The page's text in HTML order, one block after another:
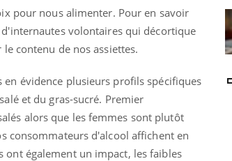
pour nous alimenter. Pour en savoir
volontaires qui décortique
contenu de nos assiettes.
en évidence plusieurs profils spécifiques
et du gras-sucré. Premier
alors que les femmes sont plutôt
consommateurs d'alcool affichent en
ont également un impact, les faibles
Comment éviter une otite
pendant les vacances ?